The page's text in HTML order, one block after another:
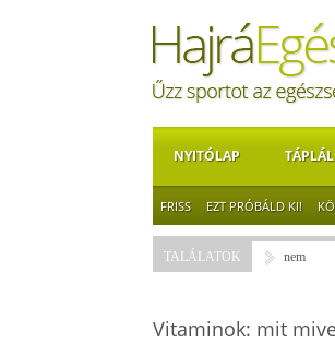
NYITÓLAP
FRISS EZT PRÓBÁLD KI!
TALÁLATOK nem
Vitaminok: mit